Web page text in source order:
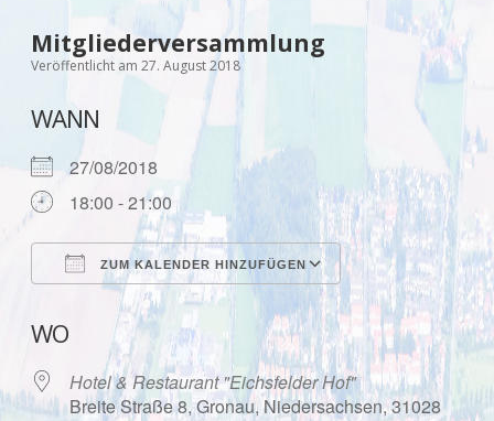
Newsletter
Spenden
facebook
instagram
rss E-
Mitgliederversammlung
Veröffentlicht am 27. August 2018
WANN
27/08/2018
18:00 - 21:00
ZUM KALENDER HINZUFÜGEN
ICS herunterladen Google Kalender
WO
Hotel & Restaurant "Eichsfelder Hof"
Breite Straße 8, Gronau, Niedersachsen, 31028